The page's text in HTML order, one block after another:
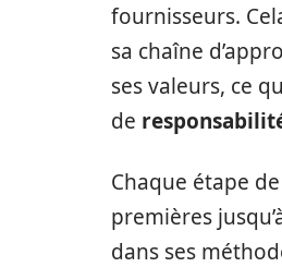
fournisseurs.
sa chaîne
ses valeurs, ce
de
Chaque étape
premières
dans ses